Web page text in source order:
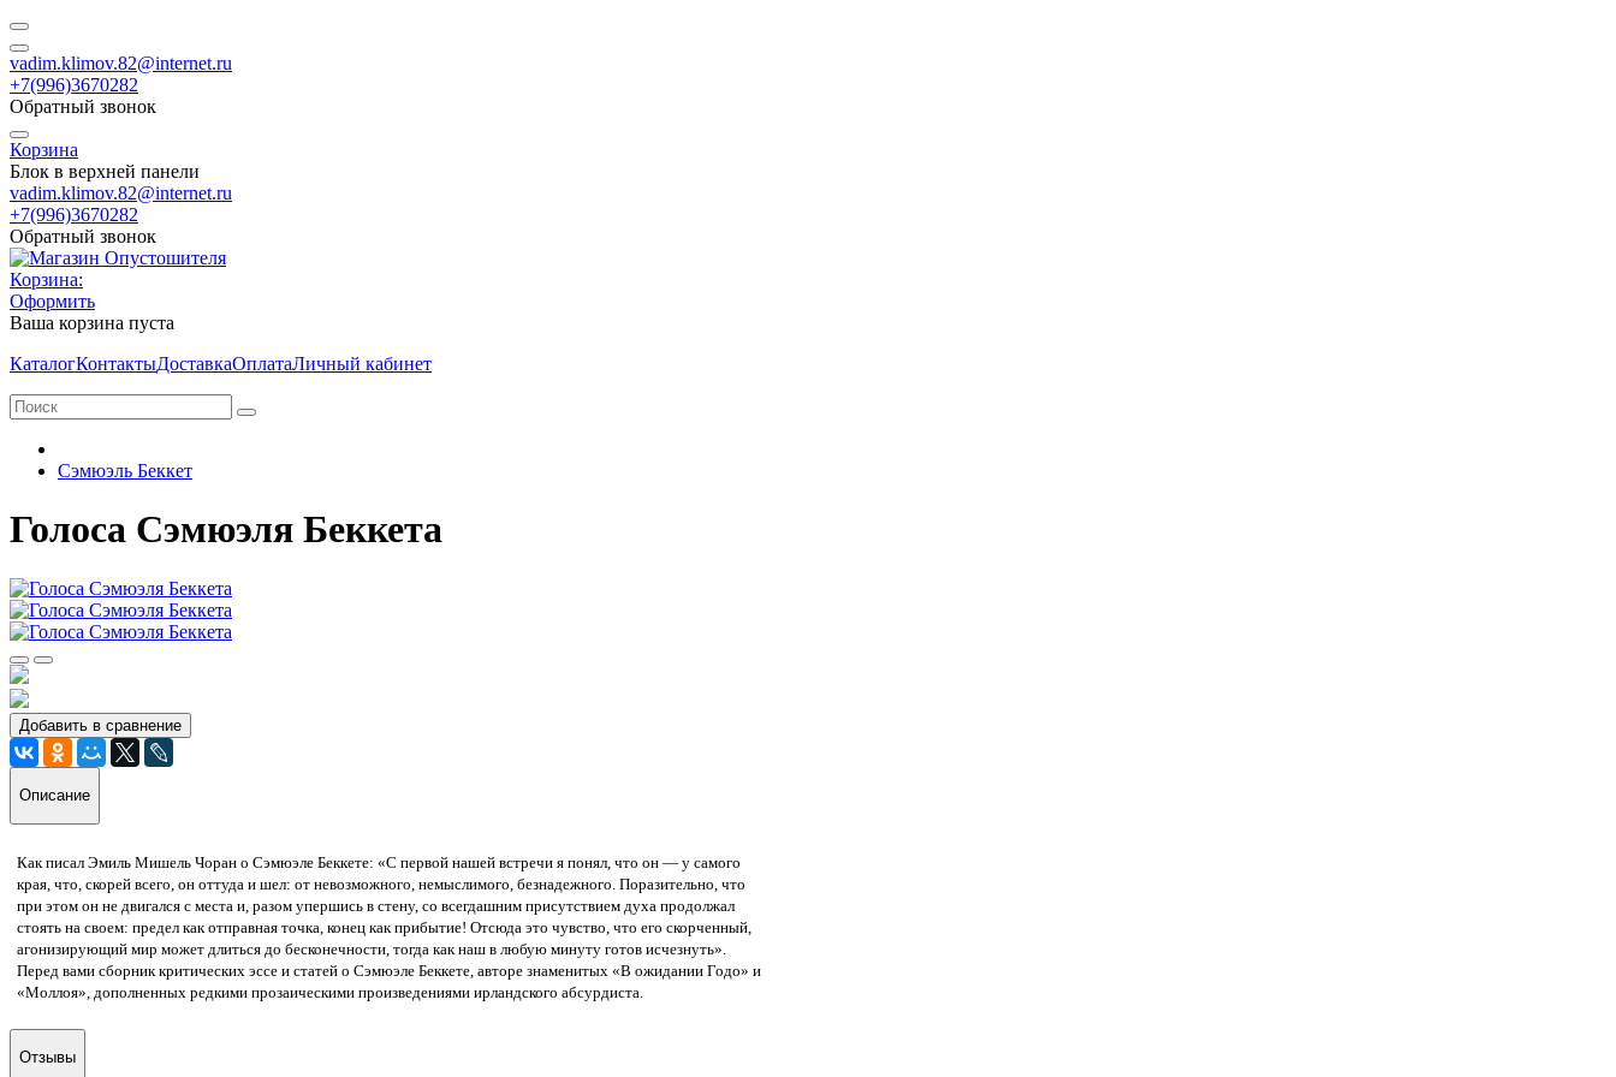
vadim.klimov.82@internet.ru
+7(996)3670282
Обратный звонок
Корзина
Блок в верхней панели
vadim.klimov.82@internet.ru
+7(996)3670282
Обратный звонок
Корзина:
Оформить
Ваша корзина пуста
КаталогКонтактыДоставкаОплатаЛичный кабинет
Сэмюэль Беккет
Голоса Сэмюэля Беккета
Добавить в сравнение
Описание
Как писал Эмиль Мишель Чоран о Сэмюэле Беккете: «С первой нашей встречи я понял, что он — у самого
края, что, скорей всего, он оттуда и шел: от невозможного, немыслимого, безнадежного. Поразительно, что
при этом он не двигался с места и, разом упершись в стену, со всегдашним присутствием духа продолжал
стоять на своем: предел как отправная точка, конец как прибытие! Отсюда это чувство, что его скорченный,
агонизирующий мир может длиться до бесконечности, тогда как наш в любую минуту готов исчезнуть».
Перед вами сборник критических эссе и статей о Сэмюэле Беккете, авторе знаменитых «В ожидании Годо» и
«Моллоя», дополненных редкими прозаическими произведениями ирландского абсурдиста.
Отзывы